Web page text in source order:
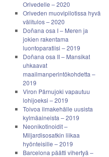
Orivedelle – 2020
Oriveden muovipilotissa hyvä
välitulos – 2020
Doñana osa I – Meren ja
jokien rakentama
luontoparatiisi – 2019
Doñana osa II – Mansikat
uhkaavat
maailmanperintökohdetta –
2019
Viron Pärnujoki vapautuu
lohijoeksi – 2019
Toivoa ilmakehälle uusista
kylmäaineista – 2019
Neonikotinoidit –
Miljardisosatkin liikaa
hyönteisille – 2019
Barcelona päätti vihertyä –